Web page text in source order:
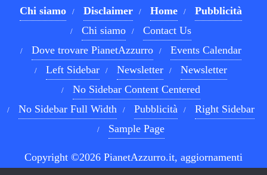
Chi siamo Disclaimer Home
Pubblicità
Chi siamo
Contact Us
Dove trovare PianetAzzurro
Events Calendar
Left Sidebar
Newsletter
Newsletter
No Sidebar Content Centered
No Sidebar Full Width
Pubblicità
Right Sidebar
Sample Page
Copyright ©2026 PianetAzzurro.it, aggiornamenti